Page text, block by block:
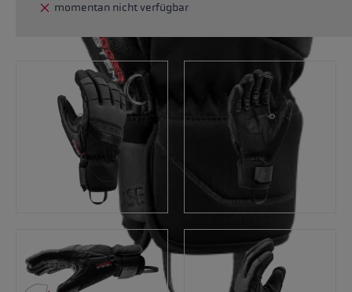
momentan nicht verfügbar